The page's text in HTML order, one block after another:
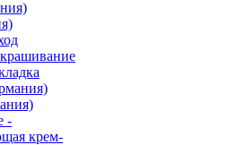
-
крем-